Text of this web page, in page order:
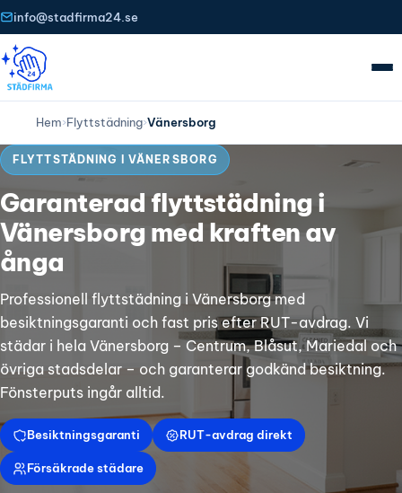
info@stadfirma24.se
Hem›Flyttstädning›Vänersborg
FLYTTSTÄDNING I VÄNERSBORG
Garanterad flyttstädning i
Vänersborg med kraften av
ånga
Professionell flyttstädning i Vänersborg med
besiktningsgaranti och fast pris efter RUT-avdrag. Vi
städar i hela Vänersborg – Centrum, Blåsut, Mariedal och
övriga stadsdelar – och garanterar godkänd besiktning.
Fönsterputs ingår alltid.
Besiktningsgaranti RUT-avdrag direkt
Försäkrade städare